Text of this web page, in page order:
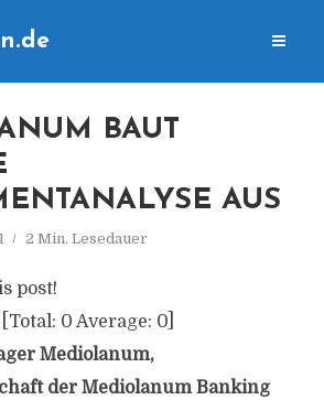
BAUT
AUS
2 Min. Lesedauer
post!
[Total: 0 Average: 0]
Mediolanum,
der Mediolanum Banking